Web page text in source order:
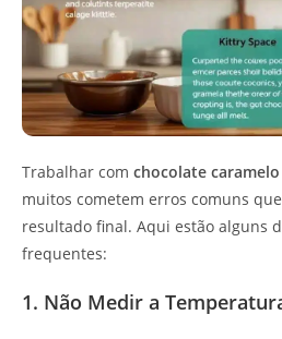
Trabalhar com chocolate caramelo
muitos cometem erros comuns
resultado final. Aqui estão alguns
frequentes:
1. Não Medir a